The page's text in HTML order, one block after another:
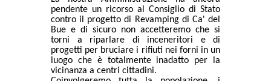
pendente un ricorso al Consiglio di Stato
contro il progetto di Revamping di Ca' del
Bue e di sicuro non accetteremo che si
torni a riparlare di inceneritori e di
progetti per bruciare i rifiuti nei forni in un
luogo che è totalmente inadatto per la
vicinanza a centri cittadini.